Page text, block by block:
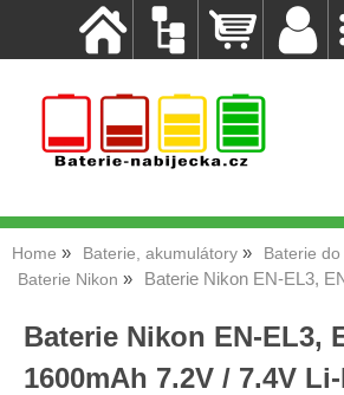
Home Baterie, akumulátory
Baterie
Baterie Nikon
Baterie Nikon EN-EL3,
Baterie Nikon EN-EL3,
1600mAh 7.2V / 7.4V